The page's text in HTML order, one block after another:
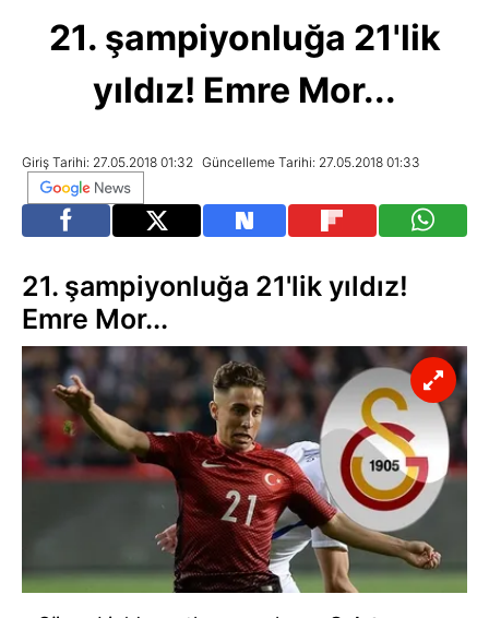
21. şampiyonluğa 21'lik
yıldız! Emre Mor...
Giriş Tarihi: 27.05.2018 01:32 Güncelleme Tarihi: 27.05.2018 01:33
21. şampiyonluğa 21'lik yıldız!
Emre Mor...